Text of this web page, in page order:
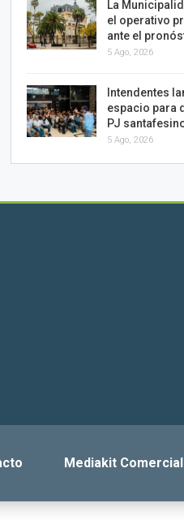
La
el operativo
ante el
5 Ago, 2026
Intendentes
espacio para
PJ
5 Ago, 2026
Mediakit